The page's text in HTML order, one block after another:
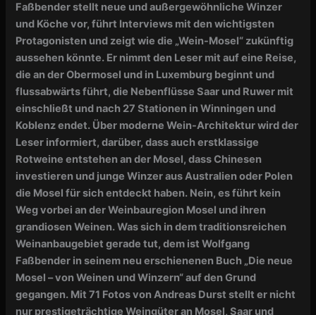
Faßbender stellt neue und außergewöhnliche Winzer
und Köche vor, führt Interviews mit den wichtigsten
Protagonisten und zeigt wie die „Wein-Mosel“ zukünftig
aussehen könnte. Er nimmt den Leser mit auf eine Reise,
die an der Obermosel und in Luxemburg beginnt und
flussabwärts führt, die Nebenflüsse Saar und Ruwer mit
einschließt und nach 27 Stationen in Winningen und
Koblenz endet. Über moderne Wein-Architektur wird der
Leser informiert, darüber, dass auch erstklassige
Rotweine entstehen an der Mosel, dass Chinesen
investieren und junge Winzer aus Australien oder Polen
die Mosel für sich entdeckt haben. Nein, es führt kein
Weg vorbei an der Weinbauregion Mosel und ihren
grandiosen Weinen. Was sich in dem traditionsreichen
Weinanbaugebiet gerade tut, dem istWolfgang
Faßbender in seinem neu erschienenen Buch „Die neue
Mosel – von Weinen und Winzern“auf den Grund
gegangen. Mit 71 Fotos vonAndreas Durst stellt er nicht
nur prestigeträchtige Weingüter an Mosel, Saar und